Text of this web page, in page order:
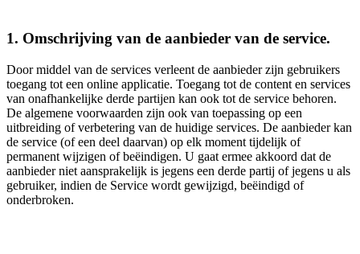
1. Omschrijving van de aanbieder van de service.
Door middel van de services verleent de aanbieder zijn gebruikers
toegang tot een online applicatie. Toegang tot de content en services
van onafhankelijke derde partijen kan ook tot de service behoren.
De algemene voorwaarden zijn ook van toepassing op een
uitbreiding of verbetering van de huidige services. De aanbieder kan
de service (of een deel daarvan) op elk moment tijdelijk of
permanent wijzigen of beëindigen. U gaat ermee akkoord dat de
aanbieder niet aansprakelijk is jegens een derde partij of jegens u als
gebruiker, indien de Service wordt gewijzigd, beëindigd of
onderbroken.